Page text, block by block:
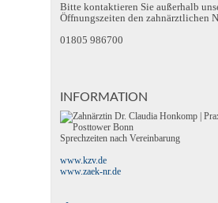
Bitte kontaktieren Sie außerhalb
Öffnungszeiten den zahnärztlichen
01805 986700
INFORMATION
Sprechzeiten nach Vereinbarung
www.kzv.de
www.zaek-nr.de